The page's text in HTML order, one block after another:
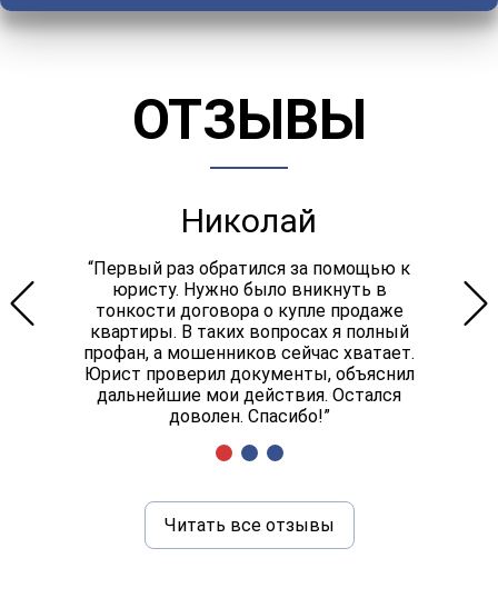
ОТЗЫВЫ
Николай
“Первый раз обратился за помощью к
юристу. Нужно было вникнуть в
тонкости договора о купле продаже
квартиры. В таких вопросах я полный
профан, а мошенников сейчас хватает.
Юрист проверил документы, объяснил
дальнейшие мои действия. Остался
доволен. Спасибо!”
Читать все отзывы